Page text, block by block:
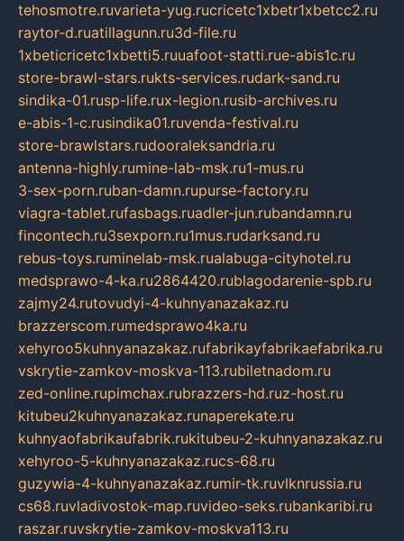
tehosmotre.ruvarieta-yug.rucricetc1xbetr1xbetcc2.ru
raytor-d.ruatillagunn.ru3d-file.ru
1xbeticricetc1xbetti5.ruuafoot-statti.rue-abis1c.ru
store-brawl-stars.rukts-services.rudark-sand.ru
sindika-01.rusp-life.rux-legion.rusib-archives.ru
e-abis-1-c.rusindika01.ruvenda-festival.ru
store-brawlstars.rudooraleksandria.ru
antenna-highly.rumine-lab-msk.ru1-mus.ru
3-sex-porn.ruban-damn.rupurse-factory.ru
viagra-tablet.rufasbags.ruadler-jun.rubandamn.ru
fincontech.ru3sexporn.ru1mus.rudarksand.ru
rebus-toys.ruminelab-msk.rualabuga-cityhotel.ru
medsprawo-4-ka.ru2864420.rublagodarenie-spb.ru
zajmy24.rutovudyi-4-kuhnyanazakaz.ru
brazzerscom.rumedsprawo4ka.ru
xehyroo5kuhnyanazakaz.rufabrikayfabrikaefabrika.ru
vskrytie-zamkov-moskva-113.rubiletnadom.ru
zed-online.rupimchax.rubrazzers-hd.ruz-host.ru
kitubeu2kuhnyanazakaz.runaperekate.ru
kuhnyaofabrikaufabrik.rukitubeu-2-kuhnyanazakaz.ru
xehyroo-5-kuhnyanazakaz.rucs-68.ru
guzywia-4-kuhnyanazakaz.rumir-tk.ruvlknrussia.ru
cs68.ruvladivostok-map.ruvideo-seks.rubankaribi.ru
raszar.ruvskrytie-zamkov-moskva113.ru